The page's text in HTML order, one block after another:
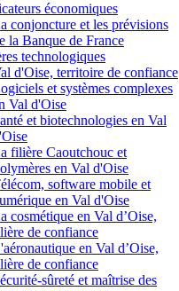
économiques
conjoncture et les prévisions
la Banque de France
technologiques
d'Oise, territoire de confiance
et systèmes complexes
Val d'Oise
et biotechnologies en Val
filière Caoutchouc et
en Val d'Oise
software mobile et
en Val d'Oise
cosmétique en Val d’Oise,
de confiance
en Val d’Oise,
de confiance
sûreté et maîtrise des